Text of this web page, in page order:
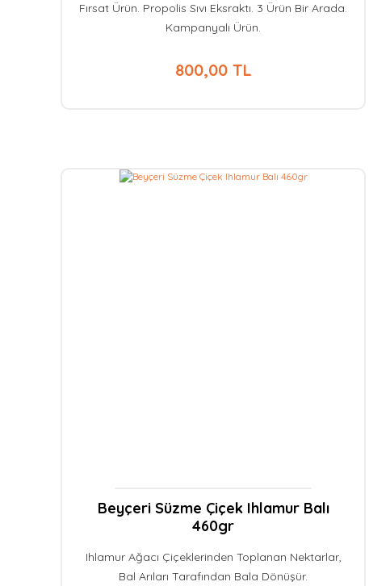
Fırsat Ürün. Propolis Sıvı Eksraktı. 3 Ürün Bir Arada.
Kampanyalı Ürün.
800,00 TL
Beyçeri Süzme Çiçek Ihlamur Balı
460gr
Ihlamur Ağacı Çiçeklerinden Toplanan Nektarlar,
Bal Arıları Tarafından Bala Dönüşür.